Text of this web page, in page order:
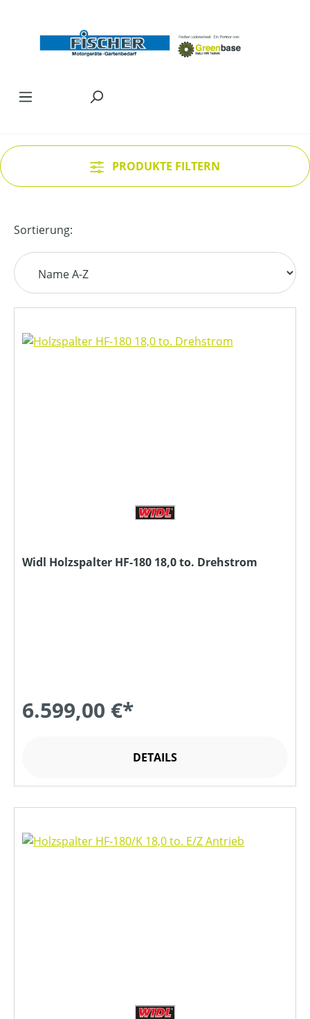
PRODUKTE FILTERN
Sortierung:
Widl Holzspalter HF-180 18,0 to. Drehstrom
6.599,00 €*
DETAILS